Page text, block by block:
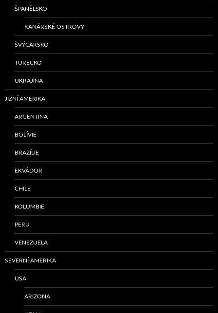
ŠPANĚLSKO
KANÁRSKÉ OSTROVY
ŠVÝCARSKO
TURECKO
UKRAJINA
JIŽNÍ AMERIKA
ARGENTINA
BOLÍVIE
BRAZÍLIE
EKVÁDOR
CHILE
KOLUMBIE
PERU
VENEZUELA
SEVERNÍ AMERIKA
USA
ARIZONA